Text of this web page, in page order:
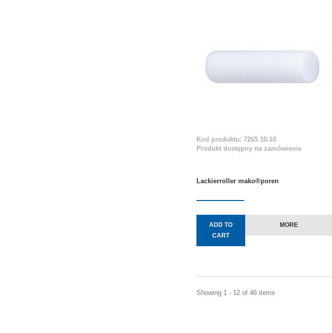
Kod produktu: 7265 10-10
Produkt dostępny na zamówienie
Lackierroller mako®poren
ADD TO
CART
MORE
Showing 1 - 12 of 46 items